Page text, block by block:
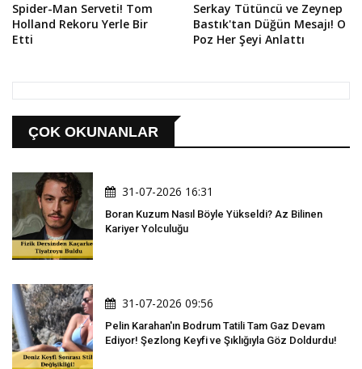
Spider-Man Serveti! Tom
Holland Rekoru Yerle Bir
Etti
Serkay Tütüncü ve Zeynep
Bastık'tan Düğün Mesajı! O
Poz Her Şeyi Anlattı
ÇOK OKUNANLAR
31-07-2026 16:31
Boran Kuzum Nasıl Böyle Yükseldi? Az Bilinen
Kariyer Yolculuğu
31-07-2026 09:56
Pelin Karahan'ın Bodrum Tatili Tam Gaz Devam
Ediyor! Şezlong Keyfi ve Şıklığıyla Göz Doldurdu!